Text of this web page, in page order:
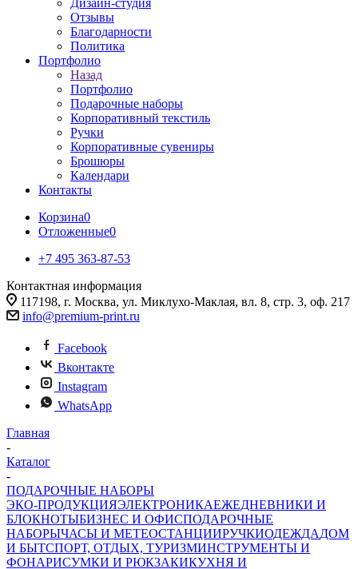
Дизайн-студия
Отзывы
Благодарности
Политика
Портфолио
Назад
Портфолио
Подарочные наборы
Корпоративный текстиль
Ручки
Корпоративные сувениры
Брошюры
Календари
Контакты
Корзина0
Отложенные0
+7 495 363-87-53
Контактная информация
117198, г. Москва, ул. Миклухо-Маклая, вл. 8, стр. 3, оф. 217
info@premium-print.ru
Facebook
Вконтакте
Instagram
WhatsApp
Главная
-
Каталог
-
ПОДАРОЧНЫЕ НАБОРЫ
ЭКО-ПРОДУКЦИЯЭЛЕКТРОНИКАЕЖЕДНЕВНИКИ И
БЛОКНОТЫБИЗНЕС И ОФИСПОДАРОЧНЫЕ
НАБОРЫЧАСЫ И МЕТЕОСТАНЦИИРУЧКИОДЕЖДАДОМ
И БЫТСПОРТ, ОТДЫХ, ТУРИЗМИНСТРУМЕНТЫ И
ФОНАРИСУМКИ И РЮКЗАКИКУХНЯ И